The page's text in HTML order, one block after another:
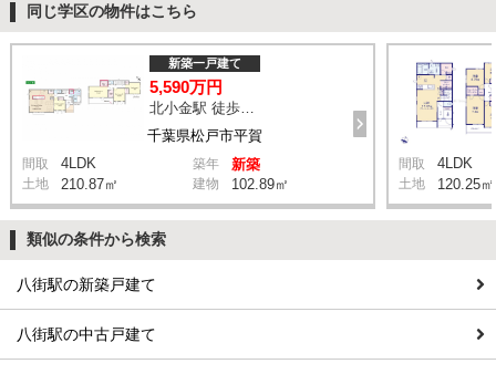
同じ学区の物件はこちら
千葉県松戸市平賀
新築一戸建て
5,590万円
間取 4LDK 築年 新築
土地 210.87㎡ 建物 102.89㎡
間取 4LDK
土地 120.25㎡
類似の条件から検索
八街駅の新築戸建て
八街駅の中古戸建て